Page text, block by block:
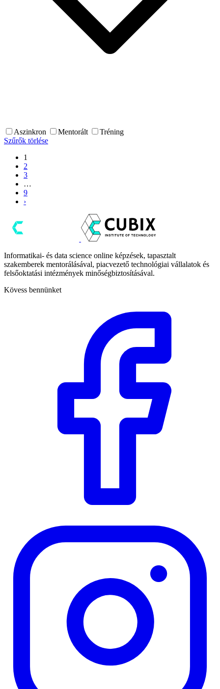
Aszinkron Mentorált
Tréning
Szűrők törlése
1
2
3
…
9
›
Informatikai- és data science online képzések, tapasztalt
szakemberek mentorálásával, piacvezető technológiai vállalatok és
felsőoktatási intézmények minőségbiztosításával.
Kövess bennünket